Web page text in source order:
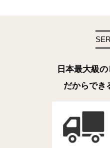
日本最大級
だからでき